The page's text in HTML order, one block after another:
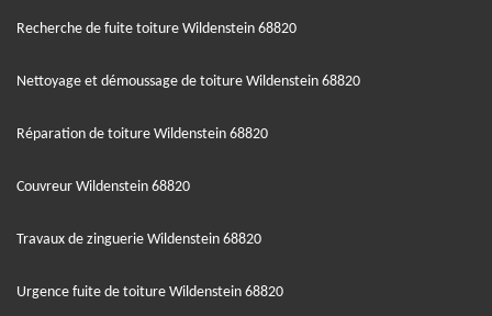
Recherche de fuite toiture Wildenstein 68820
Nettoyage et démoussage de toiture Wildenstein 68820
Réparation de toiture Wildenstein 68820
Couvreur Wildenstein 68820
Travaux de zinguerie Wildenstein 68820
Urgence fuite de toiture Wildenstein 68820